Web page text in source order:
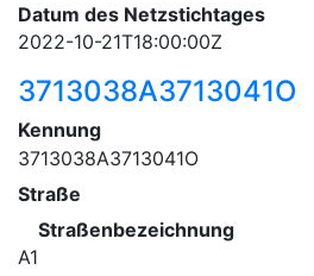
Datum des Netzstichtages
2022-10-21T18:00:00Z
3713038A3713041O
Kennung
3713038A3713041O
Straße
Straßenbezeichnung
A1